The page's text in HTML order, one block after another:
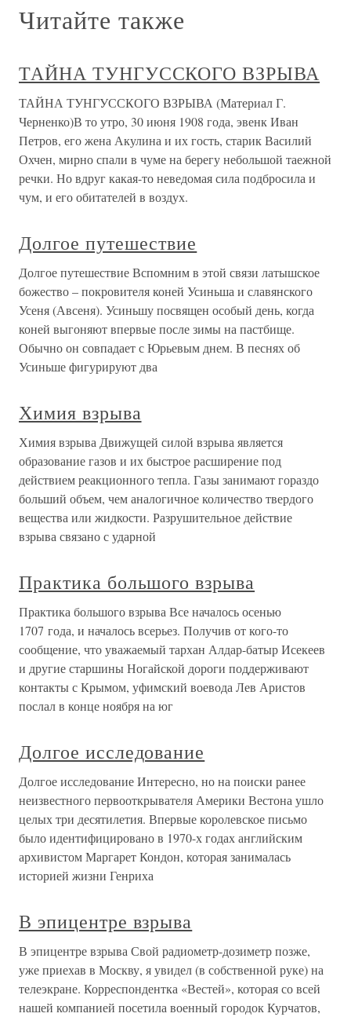
Читайте также
ТАЙНА ТУНГУССКОГО ВЗРЫВА
ТАЙНА ТУНГУССКОГО ВЗРЫВА (Материал Г.
Черненко)В то утро, 30 июня 1908 года, эвенк Иван
Петров, его жена Акулина и их гость, старик Василий
Охчен, мирно спали в чуме на берегу небольшой таежной
речки. Но вдруг какая-то неведомая сила подбросила и
чум, и его обитателей в воздух.
Долгое путешествие
Долгое путешествие Вспомним в этой связи латышское
божество – покровителя коней Усиньша и славянского
Усеня (Авсеня). Усиньшу посвящен особый день, когда
коней выгоняют впервые после зимы на пастбище.
Обычно он совпадает с Юрьевым днем. В песнях об
Усиньше фигурируют два
Химия взрыва
Химия взрыва Движущей силой взрыва является
образование газов и их быстрое расширение под
действием реакционного тепла. Газы занимают гораздо
больший объем, чем аналогичное количество твердого
вещества или жидкости. Разрушительное действие
взрыва связано с ударной
Практика большого взрыва
Практика большого взрыва Все началось осенью
1707 года, и началось всерьез. Получив от кого-то
сообщение, что уважаемый тархан Алдар-батыр Исекеев
и другие старшины Ногайской дороги поддерживают
контакты с Крымом, уфимский воевода Лев Аристов
послал в конце ноября на юг
Долгое исследование
Долгое исследование Интересно, но на поиски ранее
неизвестного первооткрывателя Америки Вестона ушло
целых три десятилетия. Впервые королевское письмо
было идентифицировано в 1970-х годах английским
архивистом Маргарет Кондон, которая занималась
историей жизни Генриха
В эпицентре взрыва
В эпицентре взрыва Свой радиометр-дозиметр позже,
уже приехав в Москву, я увидел (в собственной руке) на
телеэкране. Корреспондентка «Вестей», которая со всей
нашей компанией посетила военный городок Курчатов,